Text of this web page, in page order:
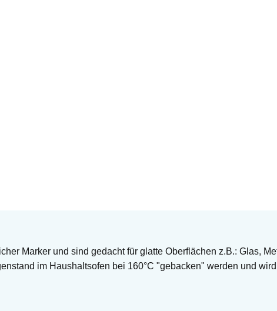
Marker und sind gedacht für glatte Oberflächen z.B.: Glas,
im Haushaltsofen bei 160°C "gebacken" werden und